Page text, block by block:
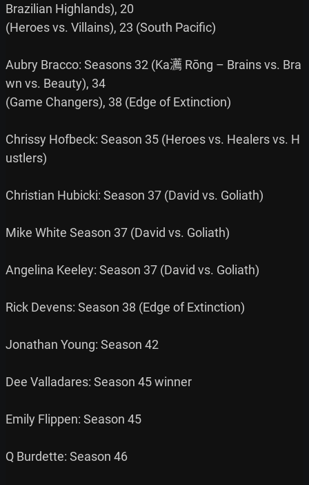
Brazilian Highlands), 20
(Heroes vs. Villains), 23 (South Pacific)
Aubry Bracco: Seasons 32 (Ka瀳 Rōng – Brains vs. Bra
wn vs. Beauty), 34
(Game Changers), 38 (Edge of Extinction)
Chrissy Hofbeck: Season 35 (Heroes vs. Healers vs. H
ustlers)
Christian Hubicki: Season 37 (David vs. Goliath)
Mike White Season 37 (David vs. Goliath)
Angelina Keeley: Season 37 (David vs. Goliath)
Rick Devens: Season 38 (Edge of Extinction)
Jonathan Young: Season 42
Dee Valladares: Season 45 winner
Emily Flippen: Season 45
Q Burdette: Season 46